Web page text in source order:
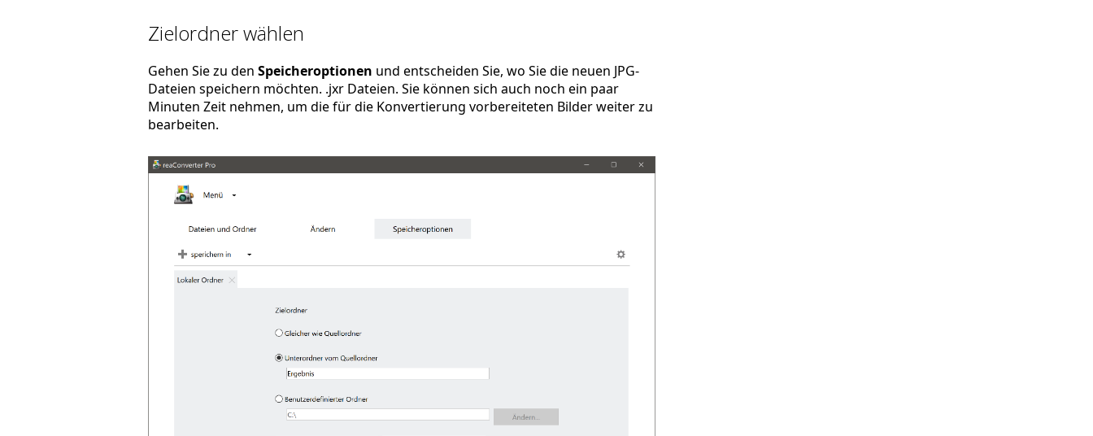
Zielordner wählen
Gehen Sie zu den Speicheroptionen und entscheiden Sie, wo Sie die neuen JPG-
Dateien speichern möchten. .jxr Dateien. Sie können sich auch noch ein paar
Minuten Zeit nehmen, um die für die Konvertierung vorbereiteten Bilder weiter zu
bearbeiten.